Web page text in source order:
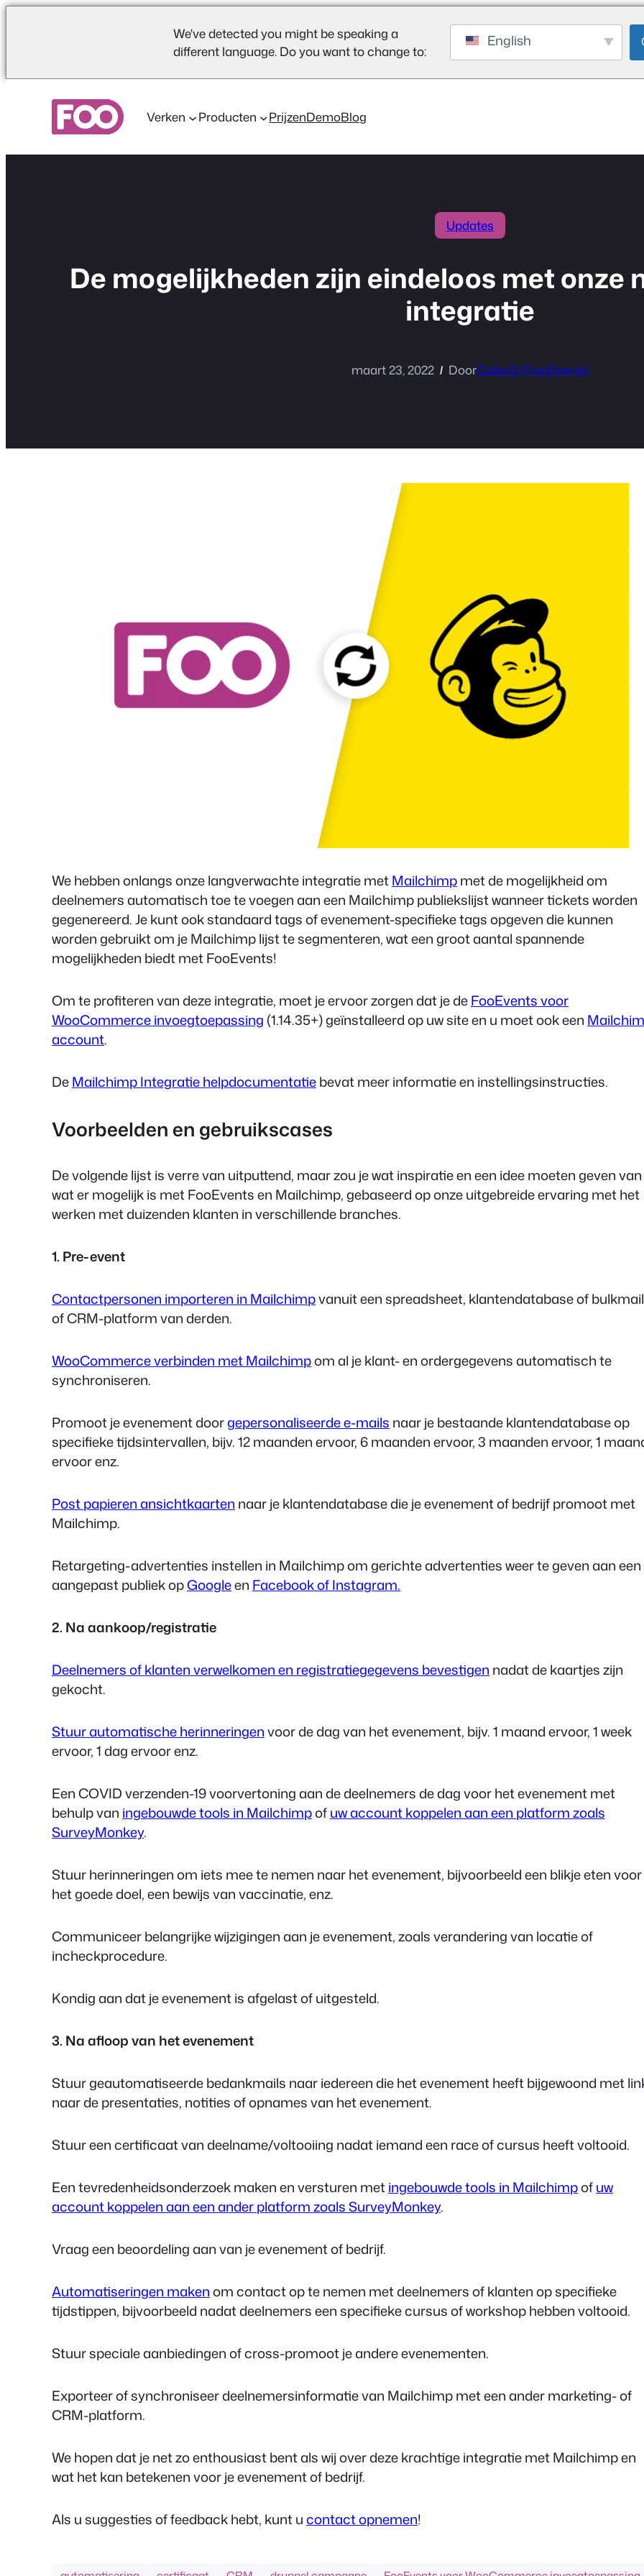
We've detected you might be speaking a
different language. Do you want to change to:
English
Verken Producten PrijzenDemoBlog
Updates
De mogelijkheden zijn eindeloos met onze
integratie
maart 23, 2022 DoorColin D (FooEvents)
We hebben onlangs onze langverwachte integratie metMailchimpmet de mogelijkheid om
deelnemers automatisch toe te voegen aan een Mailchimp publiekslijst wanneer tickets worden
gegenereerd. Je kunt ook standaard tags of evenement-specifieke tags opgeven die kunnen
worden gebruikt om je Mailchimp lijst te segmenteren, wat een groot aantal spannende
mogelijkheden biedt met FooEvents!
Om te profiteren van deze integratie, moet je ervoor zorgen dat je deFooEvents voor
WooCommerce invoegtoepassing (1.14.35+) geïnstalleerd op uw site en u moet ook een
account.
DeMailchimp Integratie helpdocumentatiebevat meer informatie en instellingsinstructies.
Voorbeelden en gebruikscases
De volgende lijst is verre van uitputtend, maar zou je wat inspiratie en een idee moeten geven van
wat er mogelijk is met FooEvents en Mailchimp, gebaseerd op onze uitgebreide ervaring met het
werken met duizenden klanten in verschillende branches.
1. Pre-event
Contactpersonen importeren in Mailchimpvanuit een spreadsheet, klantendatabase of
of CRM-platform van derden.
WooCommerce verbinden met Mailchimpom al je klant- en ordergegevens automatisch te
synchroniseren.
Promoot je evenement doorgepersonaliseerde e-mails naar je bestaande klantendatabase op
specifieke tijdsintervallen, bijv. 12 maanden ervoor, 6 maanden ervoor, 3 maanden ervoor, 1
ervoor enz.
Post papieren ansichtkaarten naar je klantendatabase die je evenement of bedrijf promoot met
Mailchimp.
Retargeting-advertenties instellen in Mailchimp om gerichte advertenties weer te geven aan een
aangepast publiek opGoogleen Facebook of Instagram.
2. Na aankoop/registratie
Deelnemers of klanten verwelkomen en registratiegegevens bevestigen nadat de kaartjes zijn
gekocht.
Stuur automatische herinneringenvoor de dag van het evenement, bijv. 1 maand ervoor, 1 week
ervoor, 1 dag ervoor enz.
Een COVID verzenden-19 voorvertoning aan de deelnemers de dag voor het evenement met
behulp van ingebouwde tools in Mailchimpofuw account koppelen aan een platform zoals
SurveyMonkey.
Stuur herinneringen om iets mee te nemen naar het evenement, bijvoorbeeld een blikje eten voor
het goede doel, een bewijs van vaccinatie, enz.
Communiceer belangrijke wijzigingen aan je evenement, zoals verandering van locatie of
incheckprocedure.
Kondig aan dat je evenement is afgelast of uitgesteld.
3. Na afloop van het evenement
Stuur geautomatiseerde bedankmails naar iedereen die het evenement heeft bijgewoond met
naar de presentaties, notities of opnames van het evenement.
Stuur een certificaat van deelname/voltooiing nadat iemand een race of cursus heeft voltooid.
Een tevredenheidsonderzoek maken en versturen metingebouwde tools in Mailchimpofuw
account koppelen aan een ander platform zoals SurveyMonkey.
Vraag een beoordeling aan van je evenement of bedrijf.
Automatiseringen makenom contact op te nemen met deelnemers of klanten op specifieke
tijdstippen, bijvoorbeeld nadat deelnemers een specifieke cursus of workshop hebben voltooid.
Stuur speciale aanbiedingen of cross-promoot je andere evenementen.
Exporteer of synchroniseer deelnemersinformatie van Mailchimp met een ander marketing- of
CRM-platform.
We hopen dat je net zo enthousiast bent als wij over deze krachtige integratie met Mailchimp en
wat het kan betekenen voor je evenement of bedrijf.
Als u suggesties of feedback hebt, kunt ucontact opnemen!